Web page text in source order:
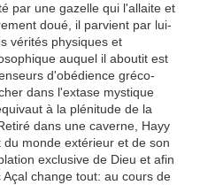
par une gazelle qui l'allaite et
doué, il parvient par lui-
vérités physiques et
auquel il aboutit est
d'obédience gréco-
dans l'extase mystique
à la plénitude de la
dans une caverne, Hayy
monde extérieur et de son
exclusive de Dieu et afin
change tout: au cours de